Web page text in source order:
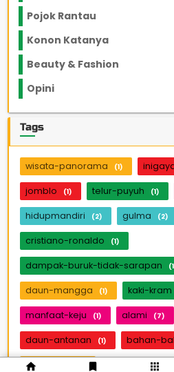
Pojok Rantau
Konon Katanya
Beauty & Fashion
Opini
Tags
wisata-panorama (1)
jomblo (1) telur-puyuh (1)
hidupmandiri (2) gulma (2)
cristiano-ronaldo (1)
dampak-buruk-tidak-sarapan
daun-mangga (1) kaki-kram
manfaat-keju (1) alami (7)
daun-antanan (1) bahan-
theadamz